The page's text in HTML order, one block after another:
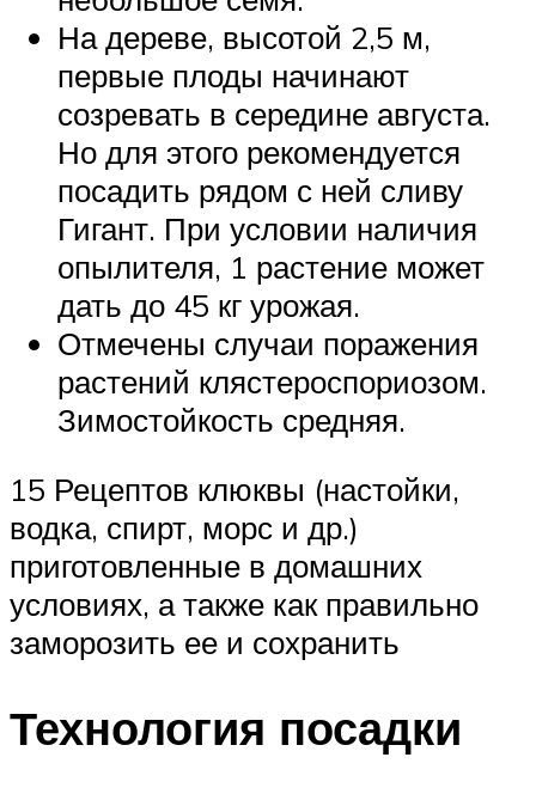
На дереве, высотой 2,5 м,
первые плоды начинают
созревать в середине августа.
Но для этого рекомендуется
посадить рядом с ней сливу
Гигант. При условии наличия
опылителя, 1 растение может
дать до 45 кг урожая.
Отмечены случаи поражения
растений клястероспориозом.
Зимостойкость средняя.
15 Рецептов клюквы (настойки,
водка, спирт, морс и др.)
приготовленные в домашних
условиях, а также как правильно
заморозить ее и сохранить
Технология посадки